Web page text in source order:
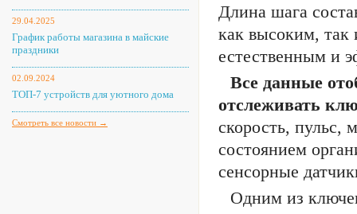
29.04.2025
График работы магазина в майские
праздники
02.09.2024
ТОП-7 устройств для уютного дома
Смотреть все новости →
Длина шага
как высоким, так
естественным и
Все данные
отслеживать
скорость, пульс,
состоянием
сенсорные
Одним из